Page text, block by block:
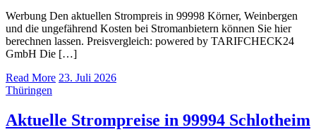
Werbung Den aktuellen Strompreis in 99998 Körner, Weinbergen
und die ungefährend Kosten bei Stromanbietern können Sie hier
berechnen lassen. Preisvergleich: powered by TARIFCHECK24
GmbH Die […]
Read More 23. Juli 2026
Thüringen
Aktuelle Strompreise in 99994 Schlotheim